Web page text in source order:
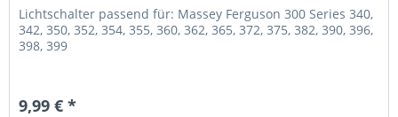
Lichtschalter passend für: Massey Ferguson 300 Series 340,
342, 350, 352, 354, 355, 360, 362, 365, 372, 375, 382, 390, 396,
398, 399
9,99 € *